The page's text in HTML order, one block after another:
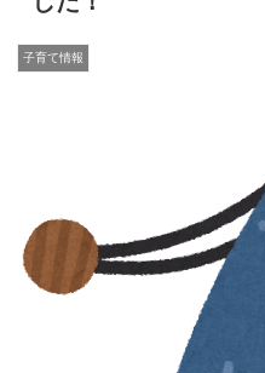
子育て情報